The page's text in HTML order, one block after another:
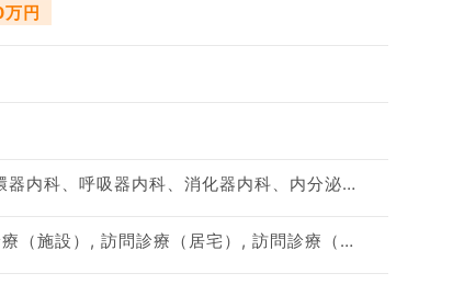
円
神経内科、一般内科、循環器内科、呼吸器内科、消化器内科、内分泌・代謝内科、腎臓内科、老年内科、血液内科、膠原病科
訪問診療（居宅）, 訪問診療（施設）, 訪問診療（居宅）, 訪問診療（施設）